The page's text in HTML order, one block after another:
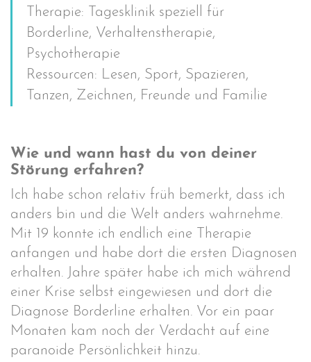
Therapie: Tagesklinik speziell für
Borderline, Verhaltenstherapie,
Psychotherapie
Ressourcen: Lesen, Sport, Spazieren,
Tanzen, Zeichnen, Freunde und Familie
Wie und wann hast du von deiner
Störung erfahren?
Ich habe schon relativ früh bemerkt, dass ich
anders bin und die Welt anders wahrnehme.
Mit 19 konnte ich endlich eine Therapie
anfangen und habe dort die ersten Diagnosen
erhalten. Jahre später habe ich mich während
einer Krise selbst eingewiesen und dort die
Diagnose Borderline erhalten. Vor ein paar
Monaten kam noch der Verdacht auf eine
paranoide Persönlichkeit hinzu.